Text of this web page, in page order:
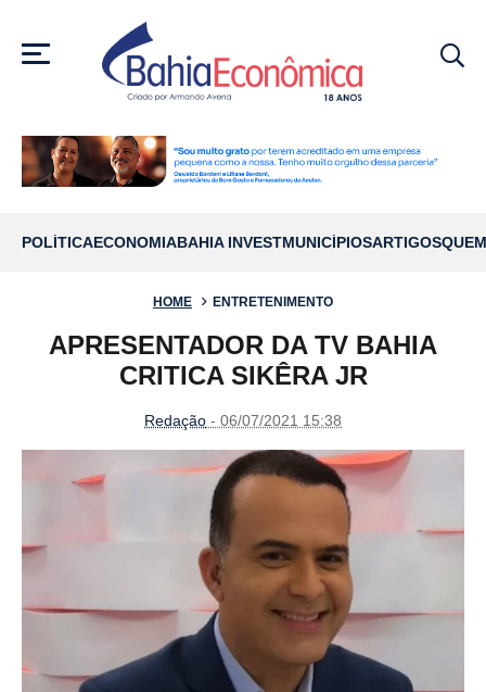
MENU
POLÍTICAECONOMIABAHIA INVESTMUNICÍPIOSARTIGOS
HOME ENTRETENIMENTO
APRESENTADOR DA TV BAHIA
CRITICA SIKÊRA JR
Redação - 06/07/2021 15:38